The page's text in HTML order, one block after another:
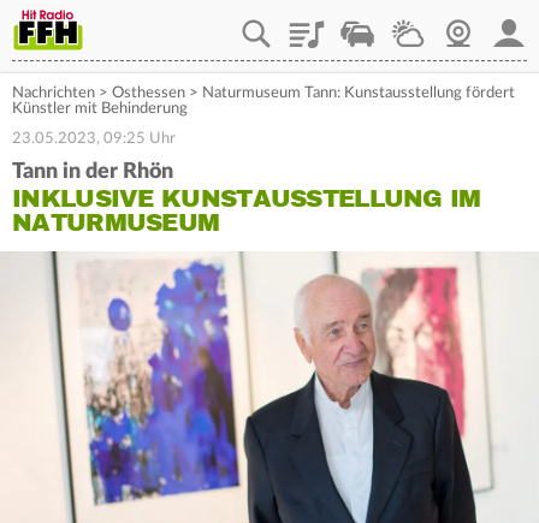
PlaylistStaupilotWetterWebcam
Nachrichten > Osthessen > Naturmuseum Tann: Kunstausstellung fördert
Künstler mit Behinderung
23.05.2023, 09:25 Uhr
Tann in der Rhön
INKLUSIVE KUNSTAUSSTELLUNG IM
NATURMUSEUM